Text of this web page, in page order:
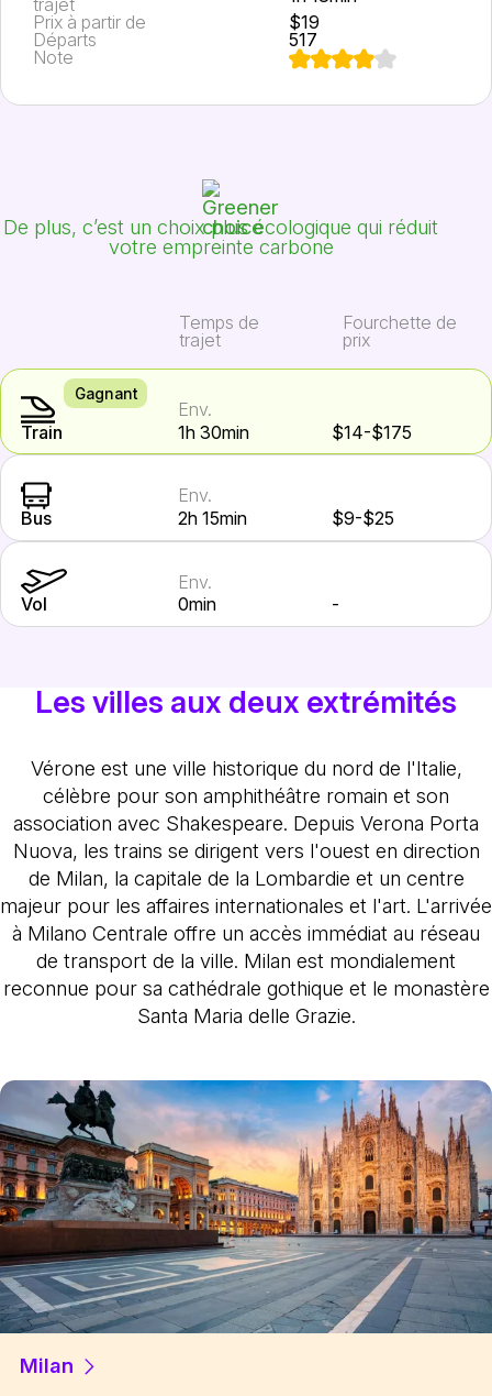
Prix à partir de
$19
Départs
517
Note
De plus, c’est un choix plus écologique qui réduit
votre empreinte carbone
Temps de
trajet
Fourchette de
prix
Gagnant
Train
Env.
1h 30min
$14-$175
Bus
Env.
2h 15min
$9-$25
Vol
Env.
0min
-
Les villes aux deux extrémités
Vérone est une ville historique du nord de l'Italie,
célèbre pour son amphithéâtre romain et son
association avec Shakespeare. Depuis Verona Porta
Nuova, les trains se dirigent vers l'ouest en direction
de Milan, la capitale de la Lombardie et un centre
majeur pour les affaires internationales et l'art. L'arrivée
à Milano Centrale offre un accès immédiat au réseau
de transport de la ville. Milan est mondialement
reconnue pour sa cathédrale gothique et le monastère
Santa Maria delle Grazie.
Milan